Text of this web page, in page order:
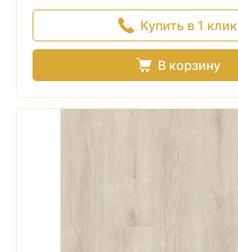
Купить в 1 клик
В корзину